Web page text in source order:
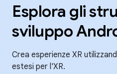
Esplora gli
sviluppo
Crea esperienze XR
estesi per l'XR.